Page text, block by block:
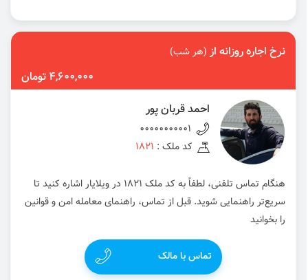
نرخ اجاره روزانه از(هر شب)
4,600,000 تومان
احمد قربان پور
00000000001
کد ملک : 1821
هنگام تماس تلفنی، لطفاً به کد ملک 1821 در ویلایار اشاره کنید تا
سریع‌تر راهنمایی شوید. قبل از تماس، راهنمای معامله امن و قوانین
را بخوانید
تماس با مالک